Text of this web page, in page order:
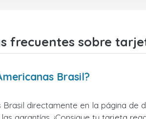
frecuentes sobre
Brasil?
directamente en la página